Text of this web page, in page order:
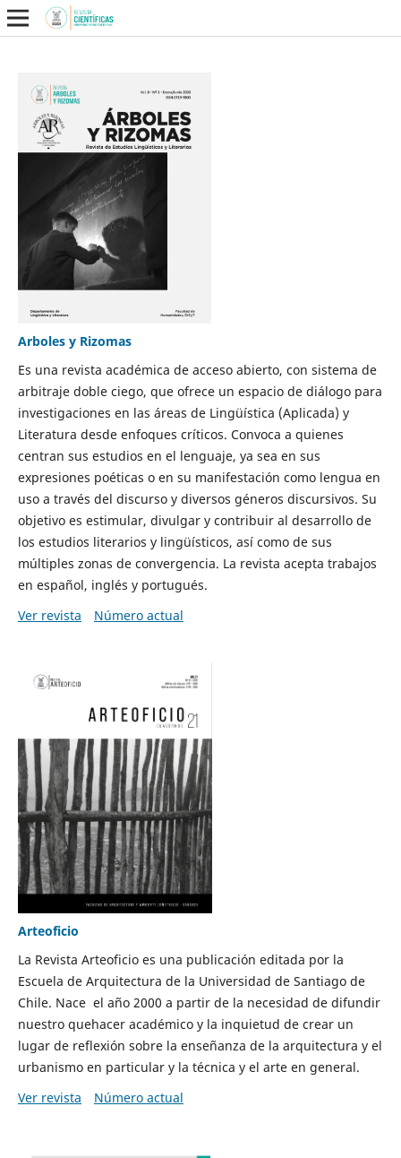
Arboles y Rizomas
Es una revista académica de acceso abierto, con sistema de
arbitraje doble ciego, que ofrece un espacio de diálogo para
investigaciones en las áreas de Lingüística (Aplicada) y
Literatura desde enfoques críticos. Convoca a quienes
centran sus estudios en el lenguaje, ya sea en sus
expresiones poéticas o en su manifestación como lengua en
uso a través del discurso y diversos géneros discursivos. Su
objetivo es estimular, divulgar y contribuir al desarrollo de
los estudios literarios y lingüísticos, así como de sus
múltiples zonas de convergencia. La revista acepta trabajos
en español, inglés y portugués.
Ver revista
Número actual
Arteoficio
La Revista Arteoficio es una publicación editada por la
Escuela de Arquitectura de la Universidad de Santiago de
Chile. Nace el año 2000 a partir de la necesidad de difundir
nuestro quehacer académico y la inquietud de crear un
lugar de reflexión sobre la enseñanza de la arquitectura y el
urbanismo en particular y la técnica y el arte en general.
Ver revista
Número actual